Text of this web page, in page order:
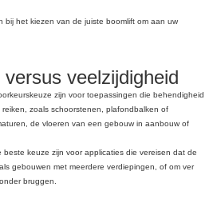
bij het kiezen van de juiste boomlift om aan uw
veelzijdigheid
zijn voor toepassingen die behendigheid
zoals schoorstenen, plafondbalken of
de vloeren van een gebouw in aanbouw of
keuze zijn voor applicaties die vereisen dat de
gebouwen met meerdere verdiepingen, of om ver
bruggen.